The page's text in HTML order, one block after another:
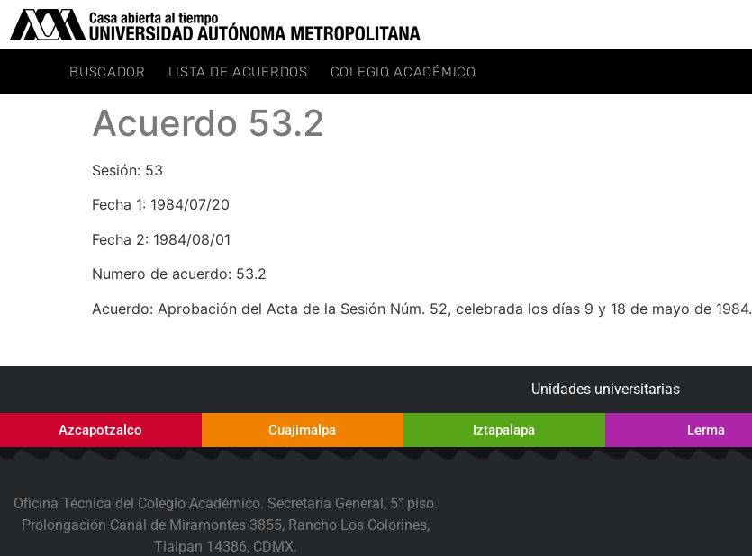
BUSCADOR LISTA DE ACUERDOS COLEGIO ACADÉMICO
Acuerdo 53.2
Sesión: 53
Fecha 1: 1984/07/20
Fecha 2: 1984/08/01
Numero de acuerdo: 53.2
Acuerdo: Aprobación del Acta de la Sesión Núm. 52, celebrada los días 9 y 18 de mayo de 1984.
Unidades universitarias
Azcapotzalco Cuajimalpa Iztapalapa Lerma
Oficina Técnica del Colegio Académico. Secretaría General, 5° piso.
Prolongación Canal de Miramontes 3855, Rancho Los Colorines,
Tlalpan 14386, CDMX.